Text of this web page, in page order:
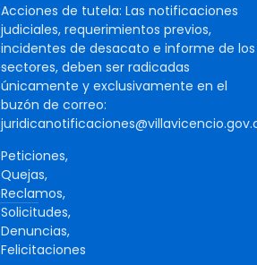
Acciones de tutela: Las notificaciones
judiciales, requerimientos previos,
incidentes de desacato e informe de los
sectores, deben ser radicadas
únicamente y exclusivamente en el
buzón de correo:
Peticiones,
Quejas,
Reclamos,
Solicitudes,
Denuncias,
Felicitaciones